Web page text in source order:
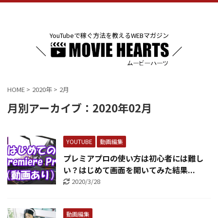
YouTubeで稼ぐ方法を教えるWEBマガジン
HOME > 2020年 > 2月
月別アーカイブ：2020年02月
YOUTUBE 動画編集
プレミアプロの使い方は初心者には難し
い？はじめて画面を開いてみた結果...
2020/3/28
動画編集